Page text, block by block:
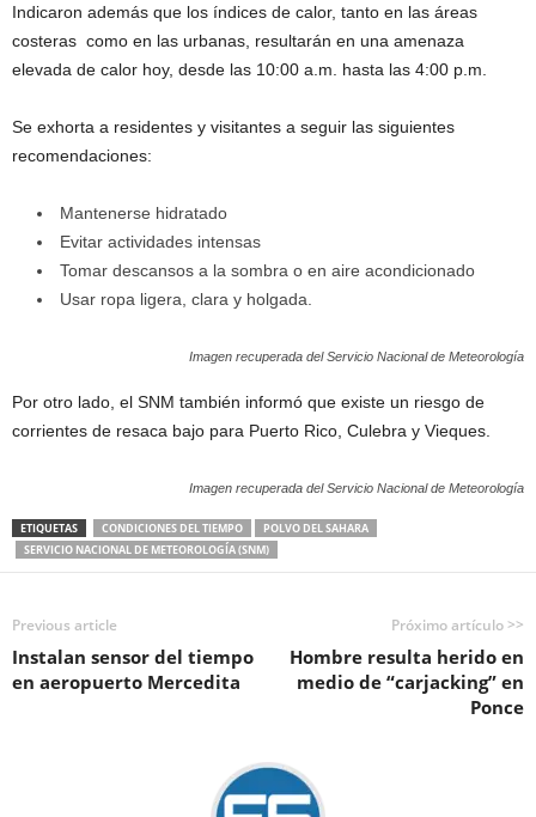
Indicaron además que los índices de calor, tanto en las áreas
costeras como en las urbanas, resultarán en una amenaza
elevada de calor hoy, desde las 10:00 a.m. hasta las 4:00 p.m.
Se exhorta a residentes y visitantes a seguir las siguientes
recomendaciones:
Mantenerse hidratado
Evitar actividades intensas
Tomar descansos a la sombra o en aire acondicionado
Usar ropa ligera, clara y holgada.
Imagen recuperada del Servicio Nacional de Meteorología
Por otro lado, el SNM también informó que existe un riesgo de
corrientes de resaca bajo para Puerto Rico, Culebra y Vieques.
Imagen recuperada del Servicio Nacional de Meteorología
ETIQUETAS CONDICIONES DEL TIEMPO
POLVO DEL SAHARA
SERVICIO NACIONAL DE METEOROLOGÍA (SNM)
Previous article
Instalan sensor del tiempo
en aeropuerto Mercedita
Próximo artículo >>
Hombre resulta herido en
medio de “carjacking” en
Ponce